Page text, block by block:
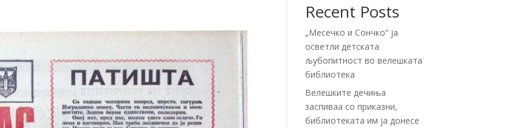
Recent Posts
„Месечко и Сончко“ ја
осветли детската
љубопитност во велешката
библиотека
Велешките дечиња
заспиваа со приказни,
библиотеката им ја донесе